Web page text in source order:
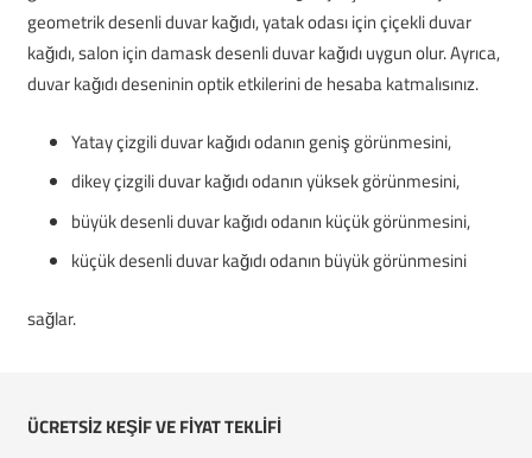
geometrik desenli duvar kağıdı, yatak odası için çiçekli duvar
kağıdı, salon için damask desenli duvar kağıdı uygun olur. Ayrıca,
duvar kağıdı deseninin optik etkilerini de hesaba katmalısınız.
Yatay çizgili duvar kağıdı odanın geniş görünmesini,
dikey çizgili duvar kağıdı odanın yüksek görünmesini,
büyük desenli duvar kağıdı odanın küçük görünmesini,
küçük desenli duvar kağıdı odanın büyük görünmesini
sağlar.
ÜCRETSİZ KEŞİF VE FİYAT TEKLİFİ